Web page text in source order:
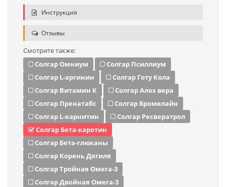
Инструкция
Отзывы
Смотрите также:
Солгар Омниум
Солгар Псиллиум
Солгар L-аргинин
Солгар Готу Кола
Солгар Витамин К
Солгар Алоэ вера
Солгар Пренатабс
Солгар Бромелайн
Солгар L-карнитин
Солгар Ресвератрол
Солгар Бета-каротин
Солгар Бета-глюканы
Солгар Корень Дягиля
Солгар Тройная Омега-3
Солгар Двойная Омега-3